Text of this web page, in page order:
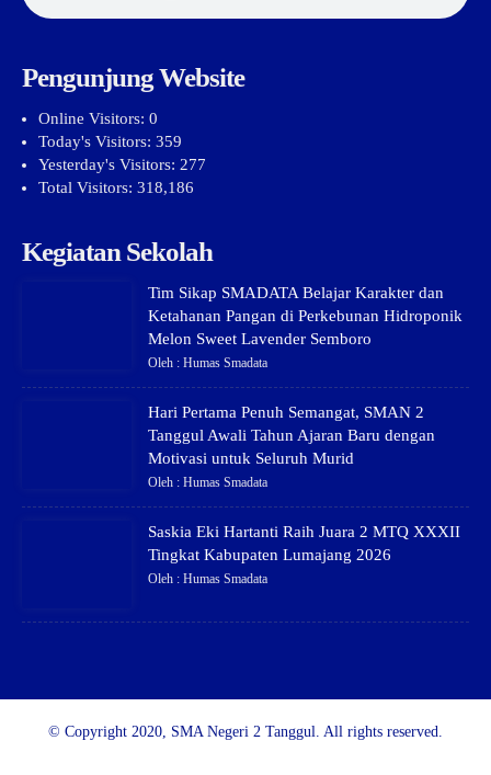
Pengunjung Website
Online Visitors: 0
Today's Visitors: 359
Yesterday's Visitors: 277
Total Visitors: 318,186
Kegiatan Sekolah
Tim Sikap SMADATA Belajar Karakter dan
Ketahanan Pangan di Perkebunan Hidroponik
Melon Sweet Lavender Semboro
Oleh : Humas Smadata
Hari Pertama Penuh Semangat, SMAN 2
Tanggul Awali Tahun Ajaran Baru dengan
Motivasi untuk Seluruh Murid
Oleh : Humas Smadata
Saskia Eki Hartanti Raih Juara 2 MTQ XXXII
Tingkat Kabupaten Lumajang 2026
Oleh : Humas Smadata
© Copyright 2020, SMA Negeri 2 Tanggul. All rights reserved.